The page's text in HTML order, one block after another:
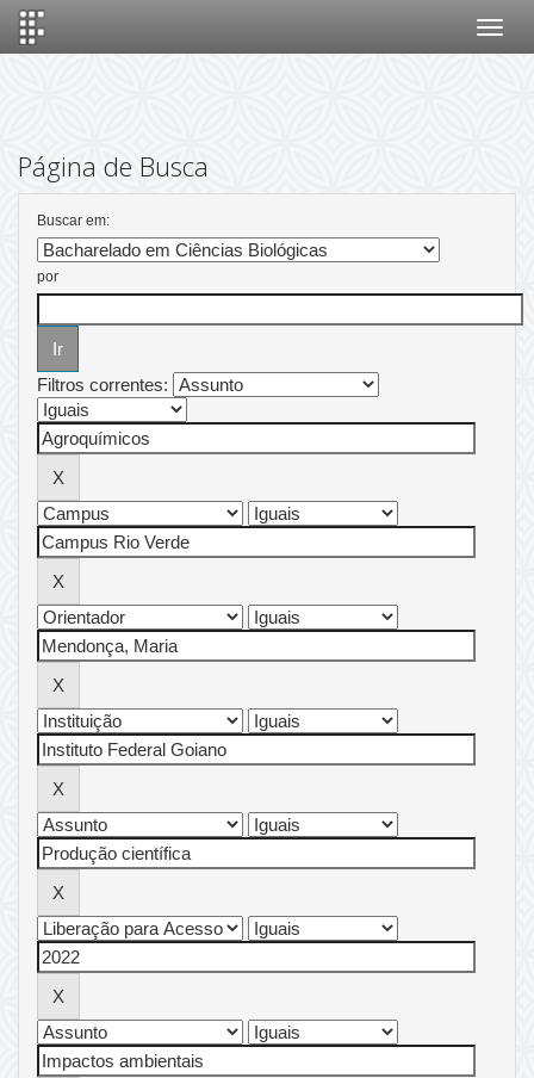
Página de Busca
Buscar em:
por
Filtros correntes: